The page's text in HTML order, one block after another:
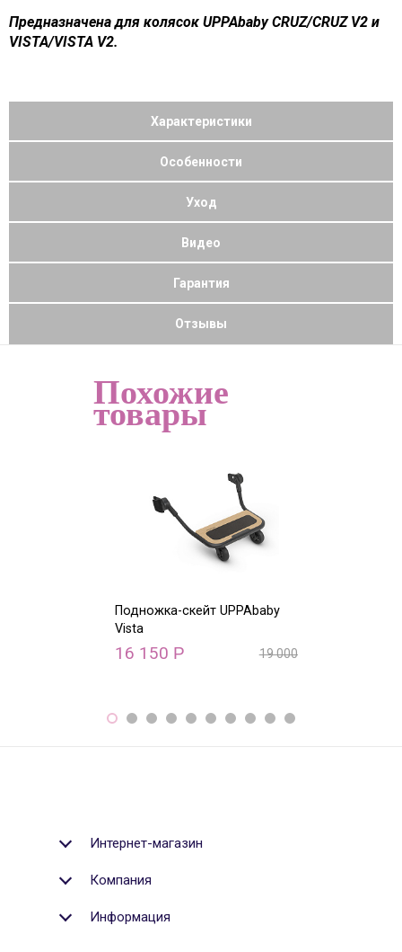
Предназначена для колясок UPPAbaby CRUZ/CRUZ V2 и
VISTA/VISTA V2.
Характеристики
Особенности
Уход
Видео
Гарантия
Отзывы
Похожие
товары
Подножка-скейт UPPAbaby
Vista
16 150 Р 19 000
Интернет-магазин
Компания
Информация